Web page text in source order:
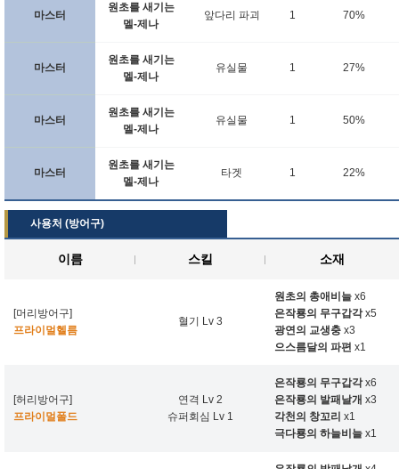
마스터
원초를 새기는
멜-제나
앞다리 파괴 1 70%
마스터
원초를 새기는
멜-제나
유실물 1 27%
마스터
원초를 새기는
멜-제나
유실물 1 50%
마스터
원초를 새기는
멜-제나
타겟 1 22%
사용처 (방어구)
이름 스킬 소재
[머리방어구]
프라이멀헬름
혈기 Lv 3
원초의 총애비늘 x6
은작룡의 무구갑각x5
광연의 교생충 x3
으스름달의 파편 x1
[허리방어구]
프라이멀폴드
연격 Lv 2
슈퍼회심 Lv 1
은작룡의 무구갑각x6
은작룡의 발패날개 x3
각천의 창꼬리 x1
극다룡의 하늘비늘 x1